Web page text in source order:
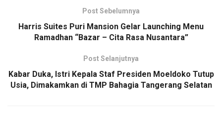
Post Sebelumnya
Harris Suites Puri Mansion Gelar Launching Menu
Ramadhan “Bazar – Cita Rasa Nusantara”
Post Selanjutnya
Kabar Duka, Istri Kepala Staf Presiden Moeldoko Tutup
Usia, Dimakamkan di TMP Bahagia Tangerang Selatan